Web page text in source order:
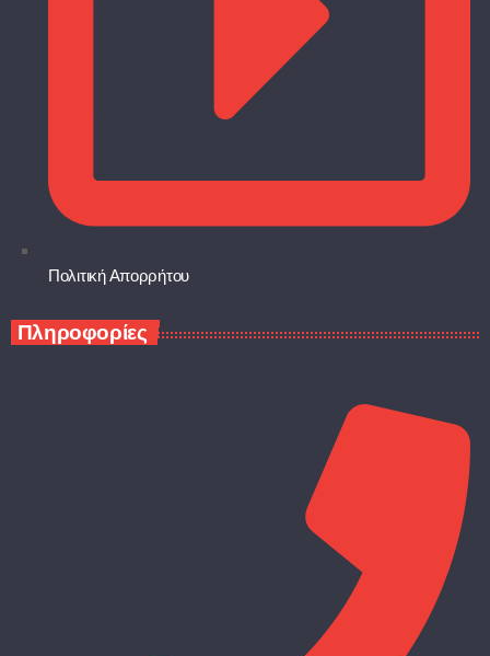
Πολιτική Απορρήτου
Πληροφορίες